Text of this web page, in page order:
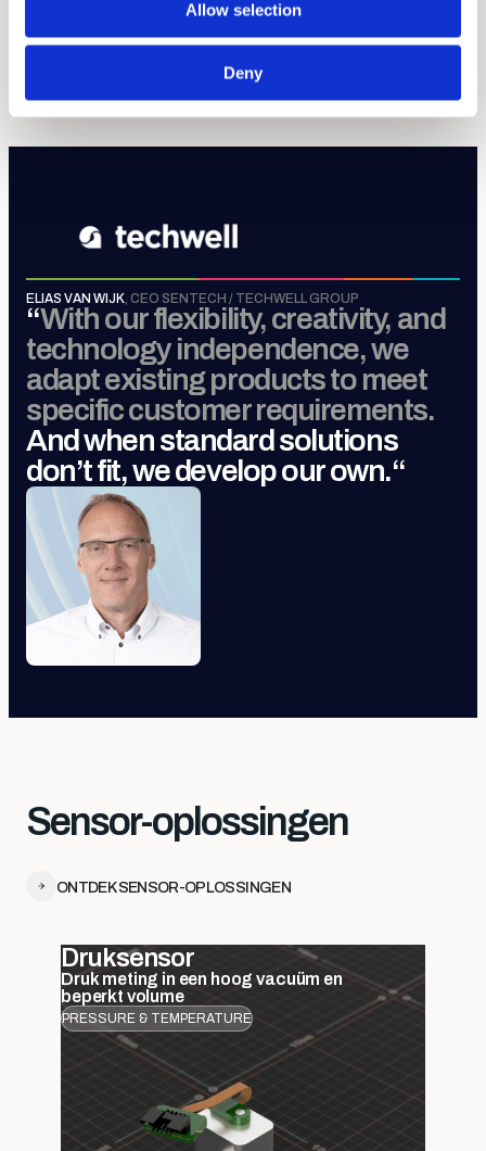
Allow selection
Deny
Sense, Move, Control &
MEER OVER TECHWELL GROUP
ELIAS VAN WIJK, CEO SENTECH / TECHWELL GROUP
“With our flexibility, creativity, and
technology independence, we
adapt existing products to meet
specific customer requirements.
And when standard solutions
don’t fit, we develop our own.“
Sensor-oplossingen
ONTDEK SENSOR-OPLOSSINGEN
Druksensor
Druk meting in een hoog vacuüm en
beperkt volume
PRESSURE & TEMPERATURE